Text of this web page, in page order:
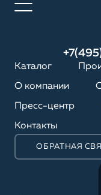
Каталог
О компании
Пресс-центр
Контакты
ОБРАТНАЯ